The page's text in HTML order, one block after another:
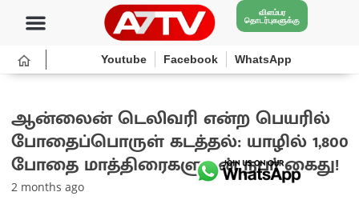
விளம்பர
தொடர்புகளுக்கு
Youtube Facebook WhatsApp
ஆன்லைன் டெலிவரி என்ற பெயரில்
போதைப்பொருள் கடத்தல்: யாழில் 1,800
போதை மாத்திரைகளுடன் நபர் கைது!
2 months ago